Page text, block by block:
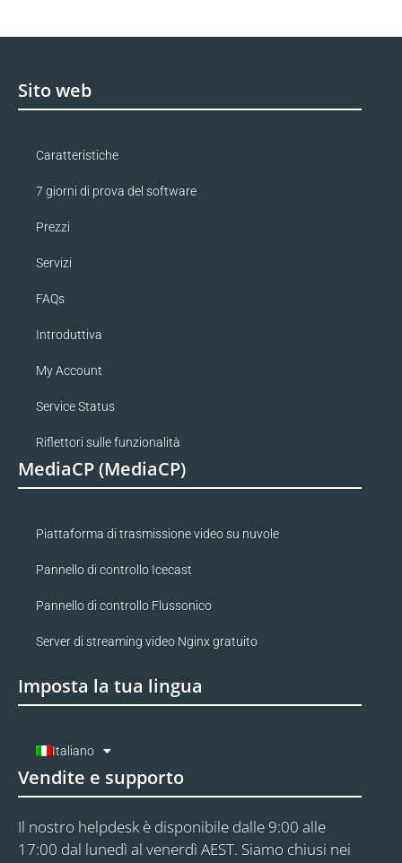
Sito web
Caratteristiche
7 giorni di prova del software
Prezzi
Servizi
FAQs
Introduttiva
My Account
Service Status
Riflettori sulle funzionalità
MediaCP (MediaCP)
Piattaforma di trasmissione video su nuvole
Pannello di controllo Icecast
Pannello di controllo Flussonico
Server di streaming video Nginx gratuito
Imposta la tua lingua
Italiano
Vendite e supporto
Il nostro helpdesk è disponibile dalle 9:00 alle
17:00 dal lunedì al venerdì AEST. Siamo chiusi nei